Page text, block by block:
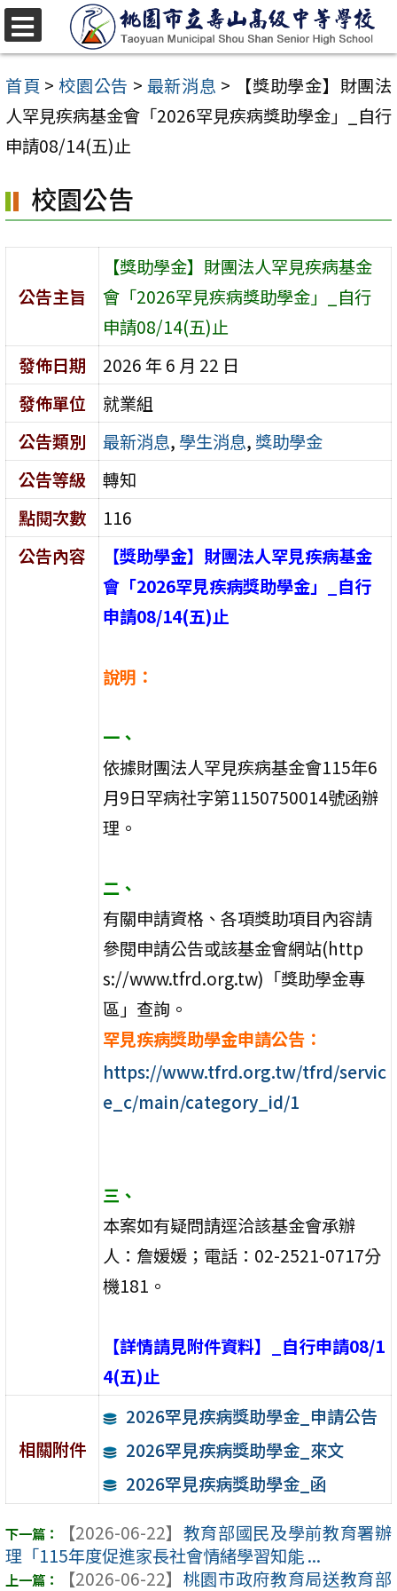
跳
至
主
要
內
區
首頁 > 校園公告 > 最新消息 >
【獎助學金】財團法
人罕見疾病基金會「2026罕見疾病獎助學金」_自行
申請08/14(五)止
校園公告
公告主旨
【獎助學金】財團法人罕見疾病基金
會「2026罕見疾病獎助學金」_自行
申請08/14(五)止
發佈日期
2026 年 6 月 22 日
發佈單位
就業組
公告類別
最新消息, 學生消息, 獎助學金
公告等級
轉知
點閱次數
116
公告內容
【獎助學金】財團法人罕見疾病基金
會「2026罕見疾病獎助學金」_自行
申請08/14(五)止
說明：
一、
依據財團法人罕見疾病基金會115年6
月9日罕病社字第1150750014號函辦
理。
二、
有關申請資格、各項獎助項目內容請
參閱申請公告或該基金會網站(http
s://www.tfrd.org.tw)「獎助學金專
區」查詢。
罕見疾病獎助學金申請公告：
https://www.tfrd.org.tw/tfrd/servic
e_c/main/category_id/1
三、
本案如有疑問請逕洽該基金會承辦
人：詹媛媛；電話：02-2521-0717分
機181。
【詳情請見附件資料】_自行申請08/1
4(五)止
相關附件
2026罕見疾病獎助學金_申請公告
2026罕見疾病獎助學金_來文
2026罕見疾病獎助學金_函
【2026-06-22】 教育部國民及學前教育署辦
理「115年度促進家長社會情緒學習知能 ...
【2026-06-22】 桃園市政府教育局送教育部
選
單